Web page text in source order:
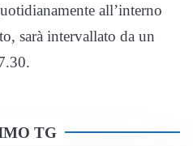
all’interno
sarà intervallato da un
TG